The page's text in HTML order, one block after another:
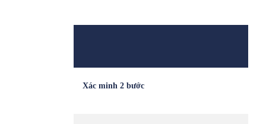
Xác minh 2 bước